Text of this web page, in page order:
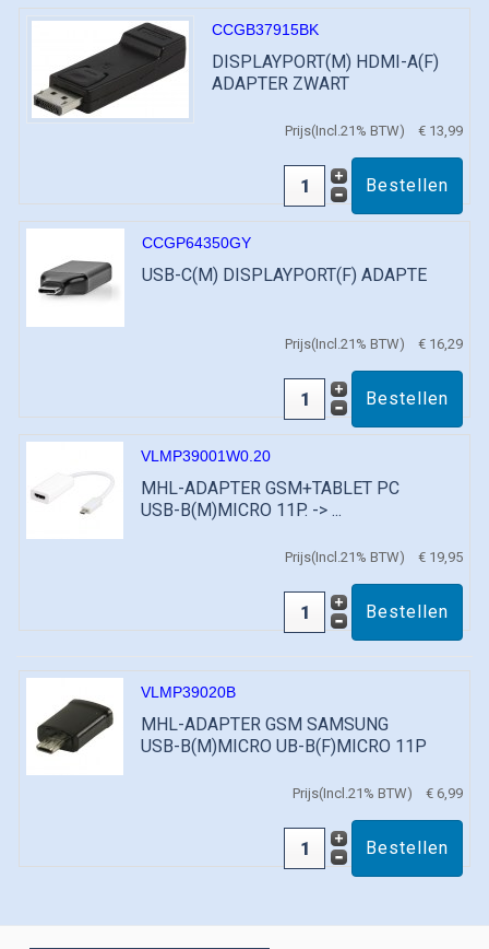
CCGB37915BK
DISPLAYPORT(M) HDMI-A(F)
ADAPTER ZWART
Prijs(Incl.21% BTW) € 13,99
CCGP64350GY
USB-C(M) DISPLAYPORT(F) ADAPTE
Prijs(Incl.21% BTW) € 16,29
VLMP39001W0.20
MHL-ADAPTER GSM+TABLET PC
USB-B(M)MICRO 11P. -> ...
Prijs(Incl.21% BTW) € 19,95
VLMP39020B
MHL-ADAPTER GSM SAMSUNG
USB-B(M)MICRO UB-B(F)MICRO 11P
Prijs(Incl.21% BTW) € 6,99